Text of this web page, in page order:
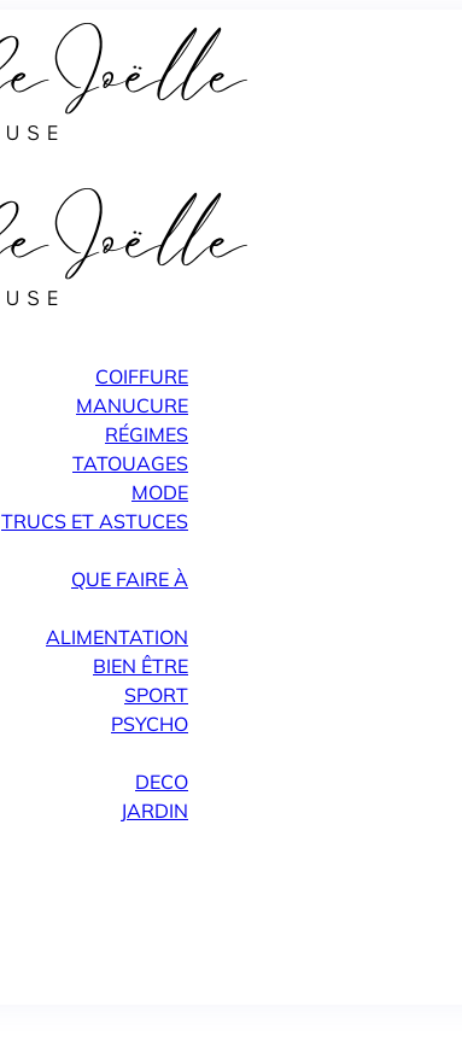
COIFFURE
MANUCURE
RÉGIMES
TATOUAGES
MODE
TRUCS ET ASTUCES
QUE FAIRE À
ALIMENTATION
BIEN ÊTRE
SPORT
PSYCHO
DECO
JARDIN